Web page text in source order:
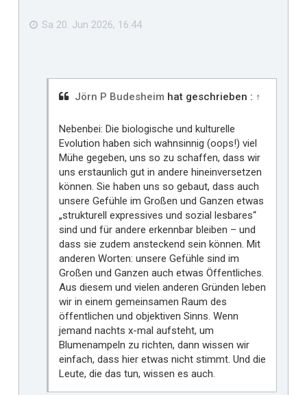
m
i
Sa 20. Jun 2026, 16:44
Jörn P Budesheim hat geschrieben : ↑
Nebenbei: Die biologische und kulturelle
Evolution haben sich wahnsinnig (oops!) viel
Mühe gegeben, uns so zu schaffen, dass wir
uns erstaunlich gut in andere hineinversetzen
können. Sie haben uns so gebaut, dass auch
unsere Gefühle im Großen und Ganzen etwas
„strukturell expressives und sozial lesbares“
sind und für andere erkennbar bleiben – und
dass sie zudem ansteckend sein können. Mit
anderen Worten: unsere Gefühle sind im
Großen und Ganzen auch etwas Öffentliches.
Aus diesem und vielen anderen Gründen leben
wir in einem gemeinsamen Raum des
öffentlichen und objektiven Sinns. Wenn
jemand nachts x-mal aufsteht, um
Blumenampeln zu richten, dann wissen wir
einfach, dass hier etwas nicht stimmt. Und die
Leute, die das tun, wissen es auch.